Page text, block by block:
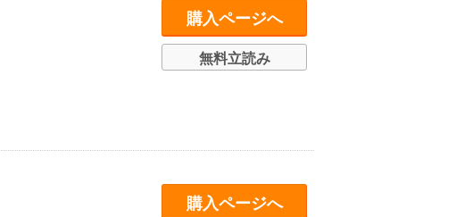
購入ページへ
無料立読み
購入ページへ